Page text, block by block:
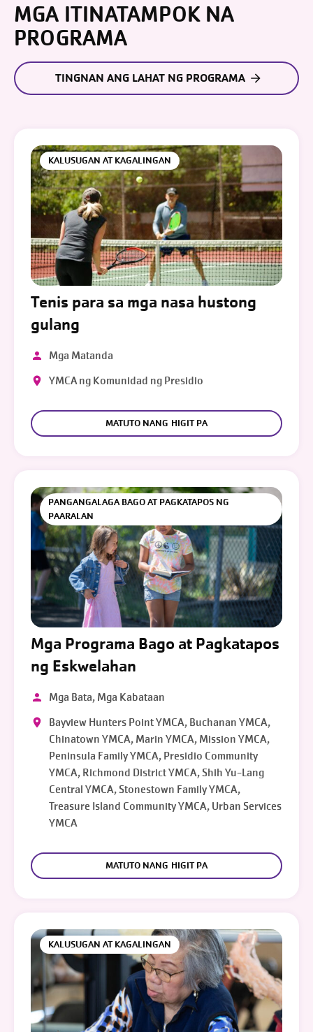
MGA ITINATAMPOK NA
PROGRAMA
TINGNAN ANG LAHAT NG PROGRAMA
KALUSUGAN AT KAGALINGAN
Tenis para sa mga nasa hustong
gulang
Mga Matanda
YMCA ng Komunidad ng Presidio
MATUTO NANG HIGIT PA
PANGANGALAGA BAGO AT PAGKATAPOS NG
PAARALAN
Mga Programa Bago at Pagkatapos
ng Eskwelahan
Mga Bata, Mga Kabataan
Bayview Hunters Point YMCA, Buchanan YMCA,
Chinatown YMCA, Marin YMCA, Mission YMCA,
Peninsula Family YMCA, Presidio Community
YMCA, Richmond District YMCA, Shih Yu-Lang
Central YMCA, Stonestown Family YMCA,
Treasure Island Community YMCA, Urban Services
YMCA
MATUTO NANG HIGIT PA
KALUSUGAN AT KAGALINGAN